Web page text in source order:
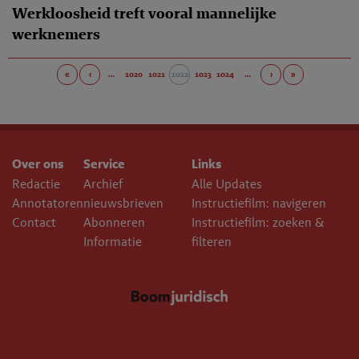
Werkloosheid treft vooral mannelijke
werknemers
« ‹ … 1020 1021 1022 1023 1024 … › »
Over ons
Redactie
Annotatoren
Contact
Service
Archief
nieuwsbrieven
Abonneren
Informatie
Links
Alle Updates
Instructiefilm: navigeren
Instructiefilm: zoeken &
filteren